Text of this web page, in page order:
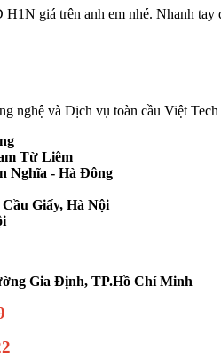
giá trên anh em nhé. Nhanh tay
nghệ và Dịch vụ toàn cầu Việt Tech
Từ Liêm
Nghĩa - Hà Đông
Giấy, Hà Nội
Gia Định, TP.Hồ Chí Minh